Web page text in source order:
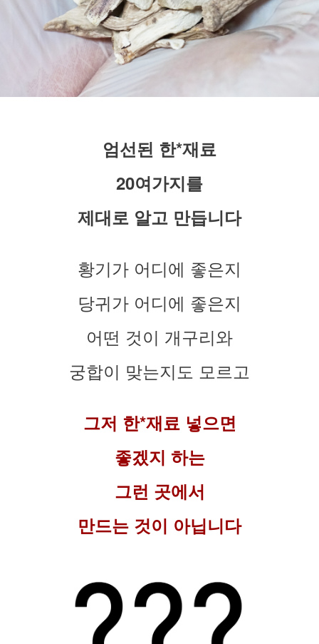
엄선된 한*재료
20여가지를
제대로 알고 만듭니다
황기가 어디에 좋은지
당귀가 어디에 좋은지
어떤 것이 개구리와
궁합이 맞는지도 모르고
그저 한*재료 넣으면
좋겠지 하는
그런 곳에서
만드는 것이 아닙니다